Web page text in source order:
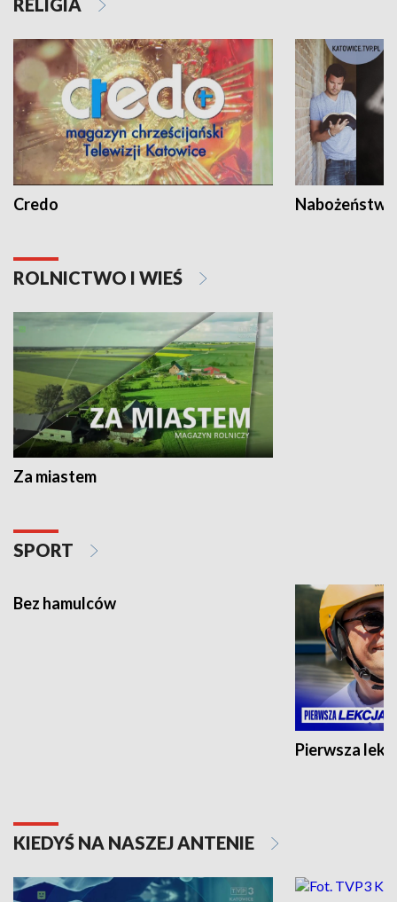
RELIGIA
Credo
ROLNICTWO I WIEŚ
Za miastem
SPORT
Bez hamulców
Pierwsza
KIEDYŚ NA NASZEJ ANTENIE